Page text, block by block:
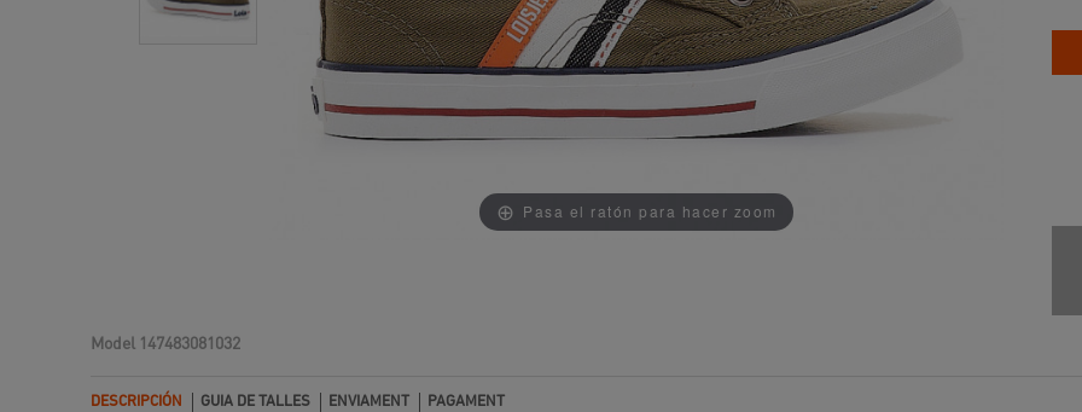
Pasa el ratón para hacer zoom
ADDEDD TO CART
Model 147483081032
DESCRIPCIÓN GUIA DE TALLES ENVIAMENT PAGAMENT